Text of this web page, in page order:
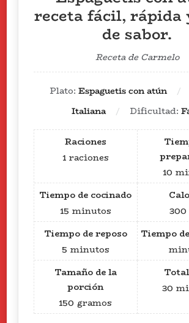
receta fácil, rápida
de sabor.
Receta de Carmelo
Plato: Espaguetis con atún
Italiana
Dificultad:
Raciones
1 raciones
10
Tiempo de cocinado
15 minutos
300
Tiempo de reposo
5 minutos
Tiempo
Tamaño de la
porción
150 gramos
30